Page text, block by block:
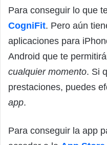
Para conseguir lo que
CogniFit. Pero aún
aplicaciones para
Android que te
cualquier momento. Si
prestaciones, puedes
app.
Para conseguir la app